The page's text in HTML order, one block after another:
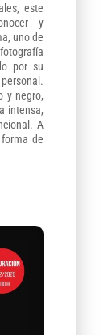
este
y
uno de
por su
y negro,
intensa,
A
de